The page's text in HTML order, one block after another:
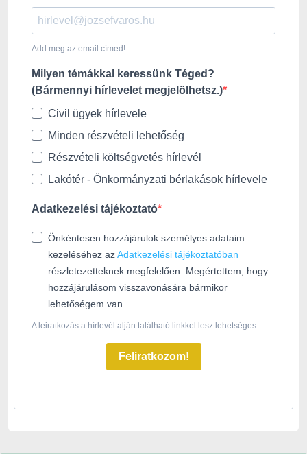
Add meg az email címed!
Milyen témákkal keressünk Téged?
(Bármennyi hírlevelet megjelölhetsz.)
Civil ügyek hírlevele
Minden részvételi lehetőség
Részvételi költségvetés hírlevél
Lakótér - Önkormányzati bérlakások hírlevele
Adatkezelési tájékoztató
Önkéntesen hozzájárulok személyes adataim
kezeléséhez azAdatkezelési tájékoztatóban
részletezetteknek megfelelően. Megértettem, hogy
hozzájárulásom visszavonására bármikor
lehetőségem van.
A leiratkozás a hírlevél alján található linkkel lesz lehetséges.
Feliratkozom!